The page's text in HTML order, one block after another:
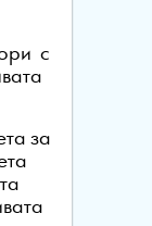
с
за